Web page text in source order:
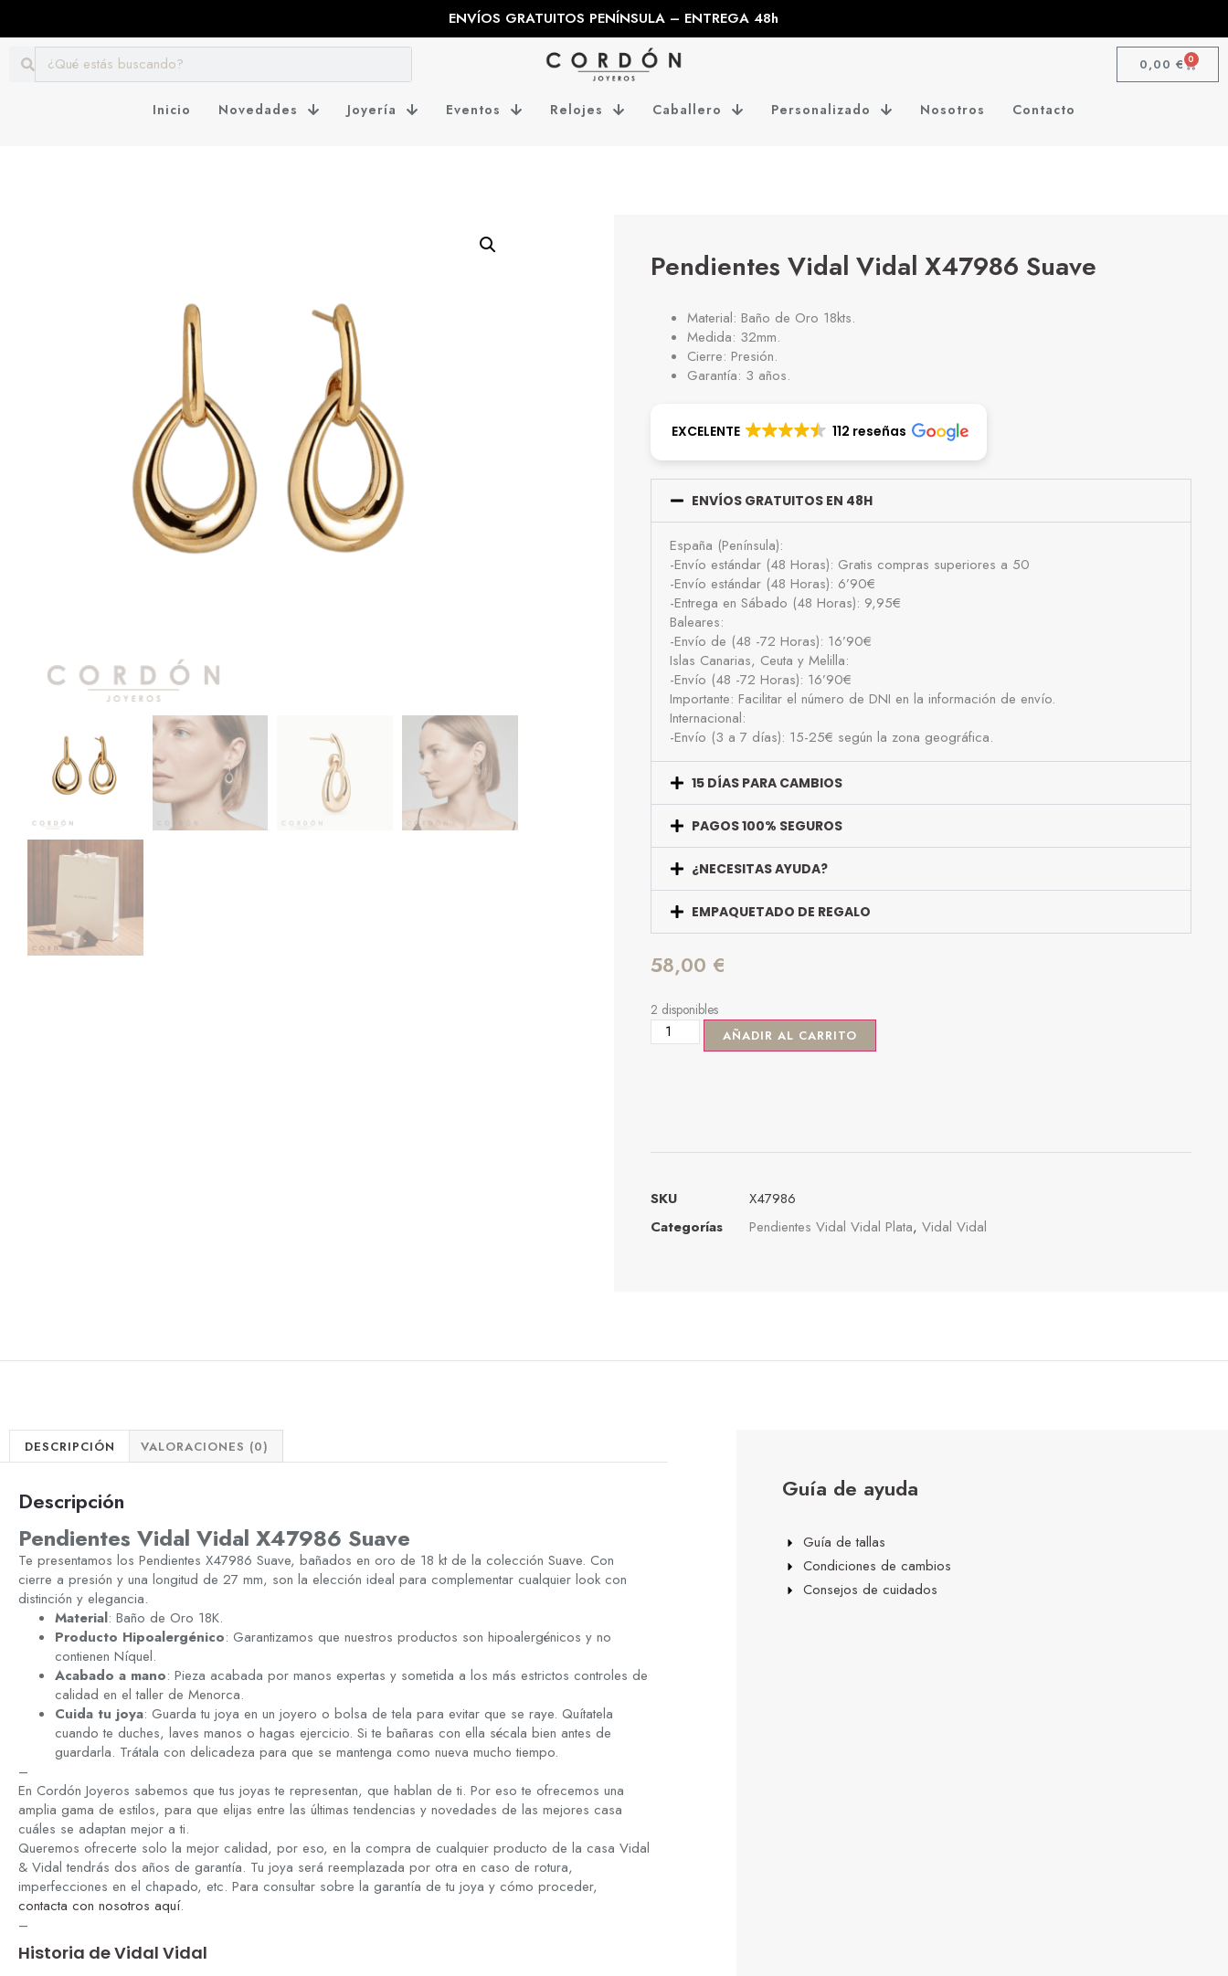
ENVÍOS GRATUITOS PENÍNSULA – ENTREGA 48h
0,00 € 0
Inicio Novedades Joyería Eventos Relojes Caballero Personalizado Nosotros Contacto
Pendientes Vidal Vidal X47986 Suave
Material: Baño de Oro 18kts.
Medida: 32mm.
Cierre: Presión.
Garantía: 3 años.
EXCELENTE 112 reseñas
ENVÍOS GRATUITOS EN 48H
España (Península):
-Envío estándar (48 Horas): Gratis compras superiores a 50
-Envío estándar (48 Horas): 6’90€
-Entrega en Sábado (48 Horas): 9,95€
Baleares:
-Envío de (48 -72 Horas): 16’90€
Islas Canarias, Ceuta y Melilla:
-Envío (48 -72 Horas): 16’90€
Importante: Facilitar el número de DNI en la información de envío.
Internacional:
-Envío (3 a 7 días): 15-25€ según la zona geográfica.
15 DÍAS PARA CAMBIOS
PAGOS 100% SEGUROS
¿NECESITAS AYUDA?
EMPAQUETADO DE REGALO
58,00 €
2 disponibles
AÑADIR AL CARRITO
SKU
X47986
Categorías
Pendientes Vidal Vidal Plata, Vidal Vidal
DESCRIPCIÓN VALORACIONES (0)
Descripción
Pendientes Vidal Vidal X47986 Suave
Te presentamos los Pendientes X47986 Suave, bañados en oro de 18 kt de la colección Suave. Con
cierre a presión y una longitud de 27 mm, son la elección ideal para complementar cualquier look con
distinción y elegancia.
Material: Baño de Oro 18K.
Producto Hipoalergénico: Garantizamos que nuestros productos son hipoalergénicos y no
contienen Níquel.
Acabado a mano: Pieza acabada por manos expertas y sometida a los más estrictos controles de
calidad en el taller de Menorca.
Cuida tu joya: Guarda tu joya en un joyero o bolsa de tela para evitar que se raye. Quítatela
cuando te duches, laves manos o hagas ejercicio. Si te bañaras con ella sécala bien antes de
guardarla. Trátala con delicadeza para que se mantenga como nueva mucho tiempo.
–
En Cordón Joyeros sabemos que tus joyas te representan, que hablan de ti. Por eso te ofrecemos una
amplia gama de estilos, para que elijas entre las últimas tendencias y novedades de las mejores casa
cuáles se adaptan mejor a ti.
Queremos ofrecerte solo la mejor calidad, por eso, en la compra de cualquier producto de la casa Vidal
& Vidal tendrás dos años de garantía. Tu joya será reemplazada por otra en caso de rotura,
imperfecciones en el chapado, etc. Para consultar sobre la garantía de tu joya y cómo proceder,
contacta con nosotros aquí.
–
Historia de Vidal Vidal
Guía de ayuda
Guía de tallas
Condiciones de cambios
Consejos de cuidados